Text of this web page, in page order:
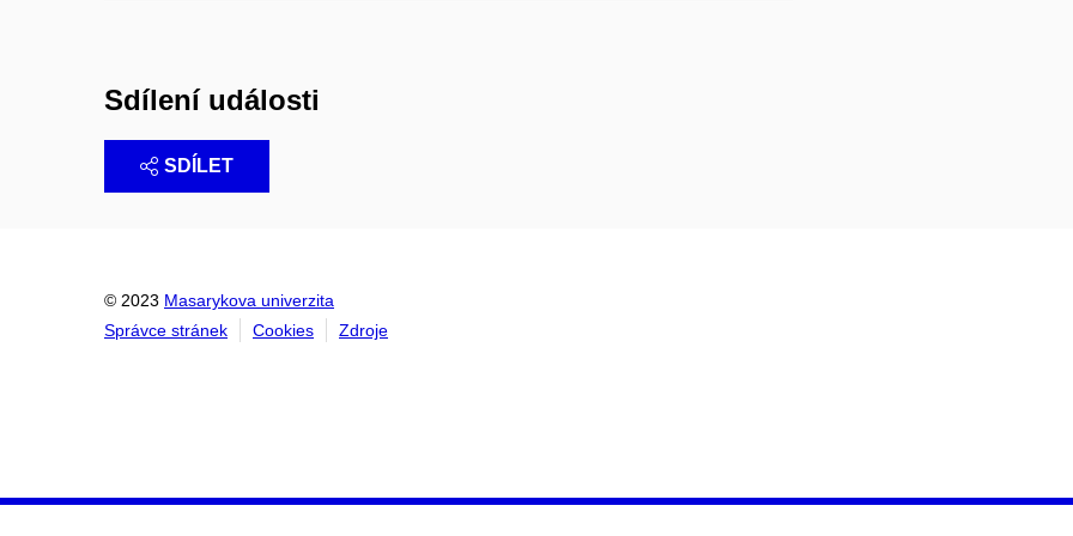
Sdílení události
SDÍLET
© 2023 Masarykova univerzita
Správce stránek
Cookies Zdroje